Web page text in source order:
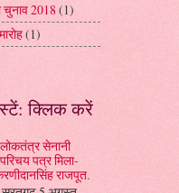
चुनाव 2018(1)
(1)
क्लिक करें
सेनानी
पत्र मिला-
राजपूत.